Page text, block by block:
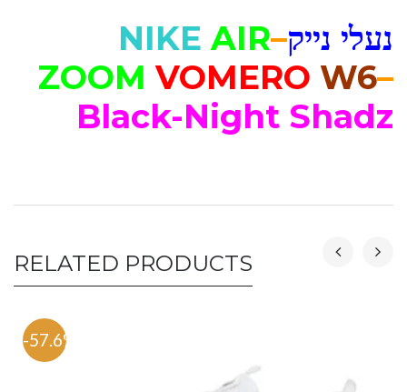
נעלי נייק–
NIKE AIR
ZOOM VOMERO W6–
Black-Night Shadz
RELATED PRODUCTS
-57.6%